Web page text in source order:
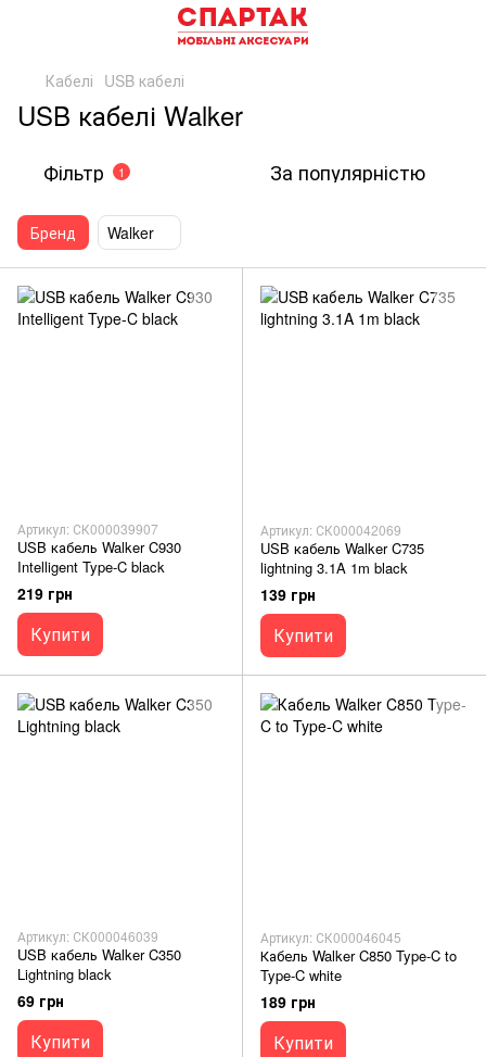
Кабелі USB кабелі
USB кабелі Walker
Фільтр 1 За популярністю
Бренд Walker
Артикул: СК000039907
USB кабель Walker C930
Intelligent Type-C black
219 грн
Купити
Артикул: СК000042069
USB кабель Walker C735
lightning 3.1A 1m black
139 грн
Купити
Артикул: СК000046039
USB кабель Walker C350
Lightning black
69 грн
Купити
Артикул: СК000046045
Кабель Walker C850 Type-C to
Type-C white
189 грн
Купити